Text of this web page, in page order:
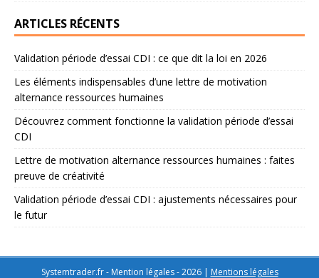
ARTICLES RÉCENTS
Validation période d’essai CDI : ce que dit la loi en 2026
Les éléments indispensables d’une lettre de motivation
alternance ressources humaines
Découvrez comment fonctionne la validation période d’essai
CDI
Lettre de motivation alternance ressources humaines : faites
preuve de créativité
Validation période d’essai CDI : ajustements nécessaires pour
le futur
Systemtrader.fr - Mention légales - 2026 | Mentions légales